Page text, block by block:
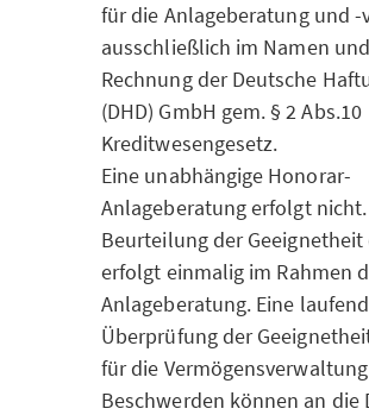
für die Anlageberatung und
ausschließlich im Namen
Rechnung der Deutsche
(DHD) GmbH gem. § 2 Abs.10
Kreditwesengesetz.
Eine unabhängige Honorar-
Anlageberatung erfolgt nicht.
Beurteilung der
erfolgt einmalig im Rahmen
Anlageberatung. Eine
Überprüfung der
für die
Beschwerden können an die